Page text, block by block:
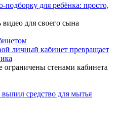
для ребёнка: просто,
для своего сына
личный кабинет превращает
стенами кабинета
средство для мытья